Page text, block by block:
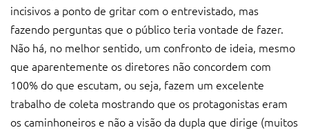
incisivos a ponto de gritar com o entrevistado, mas
fazendo perguntas que o público teria vontade de fazer.
Não há, no melhor sentido, um confronto de ideia, mesmo
que aparentemente os diretores não concordem com
100% do que escutam, ou seja, fazem um excelente
trabalho de coleta mostrando que os protagonistas eram
os caminhoneiros e não a visão da dupla que dirige (muitos